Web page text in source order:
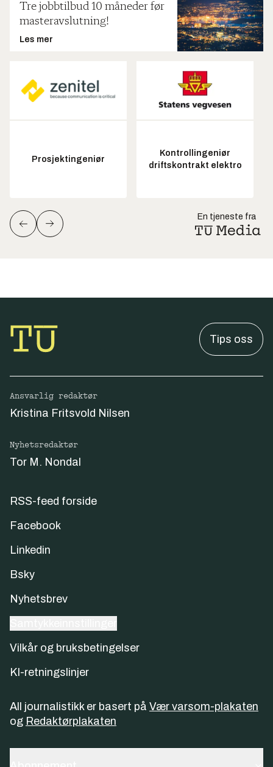
Tre jobbtilbud 10 måneder før
masteravslutning!
Les mer
Prosjektingeniør
Kontrollingeniør
driftskontrakt elektro
En tjeneste fra
Tips oss
Ansvarlig redaktør
Kristina Fritsvold Nilsen
Nyhetsredaktør
Tor M. Nondal
RSS-feed forside
Facebook
Linkedin
Bsky
Nyhetsbrev
Vilkår og bruksbetingelser
KI-retningslinjer
All journalistikk er basert på Vær varsom-plakaten
og Redaktørplakaten